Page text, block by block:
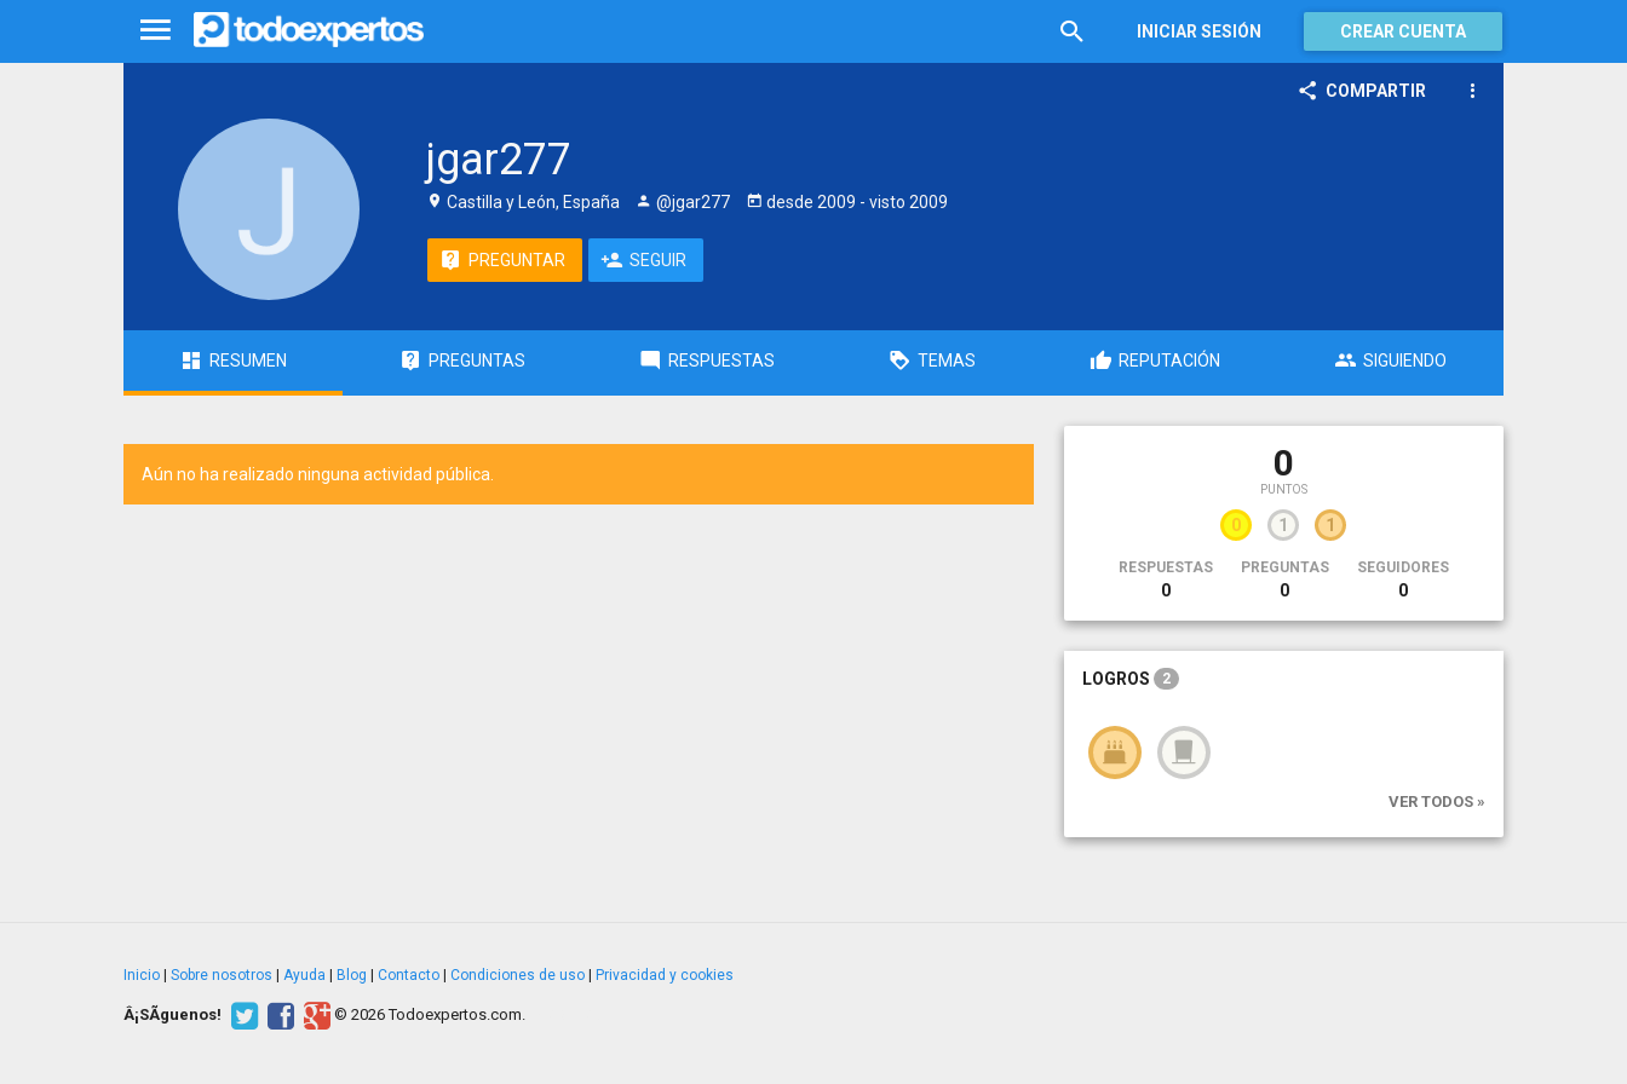
INICIAR SESIÓN CREAR CUENTA
COMPARTIR
jgar277
Castilla y León, España @jgar277 desde 2009 - visto 2009
PREGUNTAR SEGUIR
RESUMEN PREGUNTAS RESPUESTAS TEMAS REPUTACIÓN SIGUIENDO
Aún no ha realizado ninguna actividad pública. 0
PUNTOS
0 1 1
RESPUESTAS
0
PREGUNTAS
0
SEGUIDORES
0
LOGROS 2
VER TODOS »
Inicio Sobre nosotros Ayuda Blog Contacto Condiciones de uso Privacidad y cookies
Â¡SÃ­guenos! © 2026 Todoexpertos.com.